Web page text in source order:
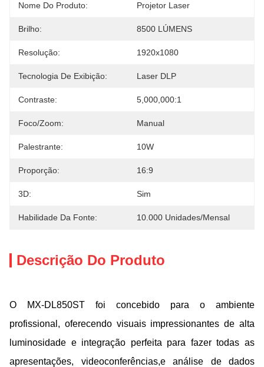
Nome Do Produto: Projetor Laser
Brilho: 8500 LÚMENS
Resolução: 1920x1080
Tecnologia De Exibição: Laser DLP
Contraste: 5,000,000:1
Foco/Zoom: Manual
Palestrante: 10W
Proporção: 16:9
3D: Sim
Habilidade Da Fonte: 10.000 Unidades/mensal
Descrição Do Produto
O MX-DL850ST foi concebido para o ambiente
profissional, oferecendo visuais impressionantes de alta
luminosidade e integração perfeita para fazer todas as
apresentações, videoconferências,e análise de dados